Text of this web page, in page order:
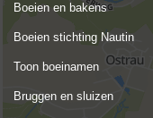
Boeien en bakens
Boeien stichting Nautin
Toon boeinamen
Bruggen en sluizen